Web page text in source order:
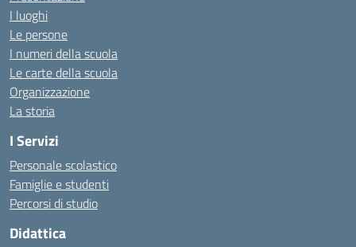
I luoghi
Le persone
I numeri della scuola
Le carte della scuola
Organizzazione
La storia
I Servizi
Personale scolastico
Famiglie e studenti
Percorsi di studio
Didattica